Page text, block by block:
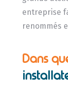
entreprise
renommés
Dans